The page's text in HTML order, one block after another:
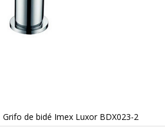
Grifo de bidé Imex Luxor BDX023-2